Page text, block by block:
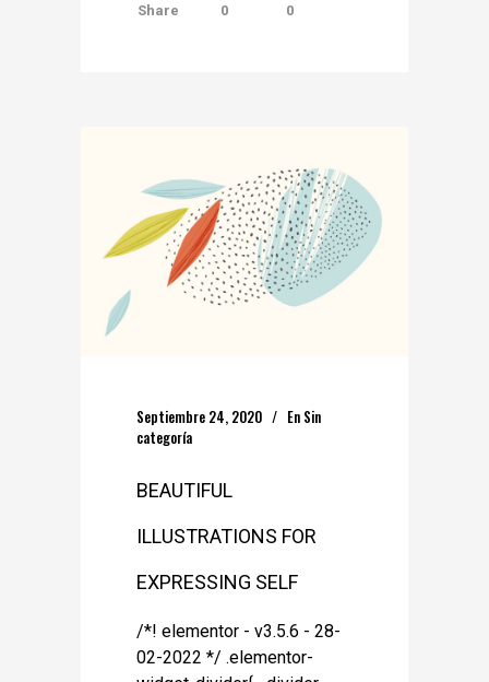
Share 0 0
Septiembre 24, 2020 En Sin
categoría
BEAUTIFUL
ILLUSTRATIONS FOR
EXPRESSING SELF
/*! elementor - v3.5.6 - 28-
02-2022 */ .elementor-